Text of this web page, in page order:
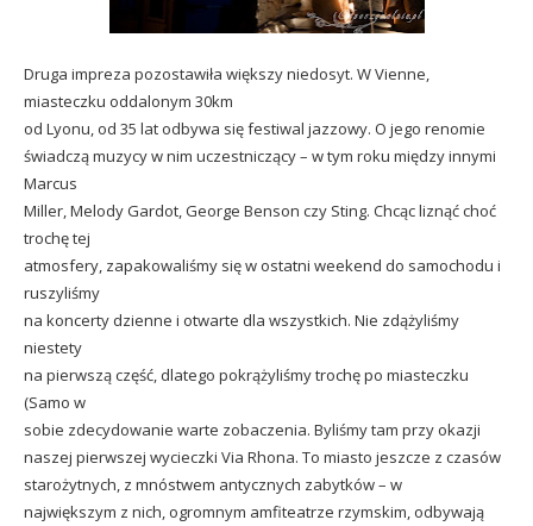
Druga impreza pozostawiła większy niedosyt. W Vienne,
miasteczku oddalonym 30km
od Lyonu, od 35 lat odbywa się festiwal jazzowy. O jego renomie
świadczą muzycy w nim uczestniczący – w tym roku między innymi
Marcus
Miller, Melody Gardot, George Benson czy Sting. Chcąc liznąć choć
trochę tej
atmosfery, zapakowaliśmy się w ostatni weekend do samochodu i
ruszyliśmy
na koncerty dzienne i otwarte dla wszystkich. Nie zdążyliśmy
niestety
na pierwszą część, dlatego pokrążyliśmy trochę po miasteczku
(Samo w
sobie zdecydowanie warte zobaczenia. Byliśmy tam przy okazji
naszej pierwszej wycieczki Via Rhona. To miasto jeszcze z czasów
starożytnych, z mnóstwem antycznych zabytków – w
największym z nich, ogromnym amfiteatrze rzymskim, odbywają